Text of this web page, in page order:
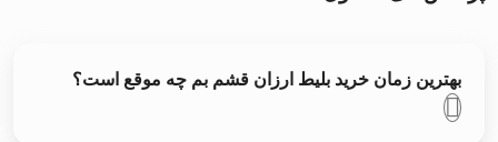
بهترین زمان خرید بلیط ارزان قشم بم چه موقع است؟